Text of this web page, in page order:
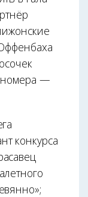
номера —
конкурса